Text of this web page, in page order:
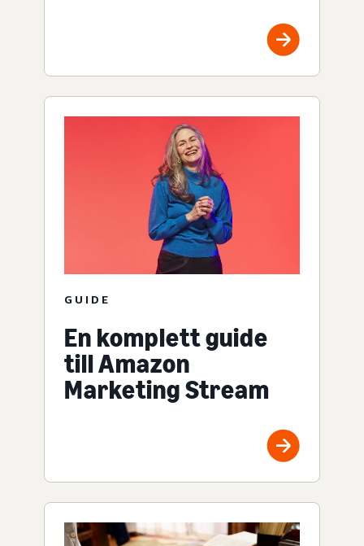
GUIDE
En komplett guide
till Amazon
Marketing Stream